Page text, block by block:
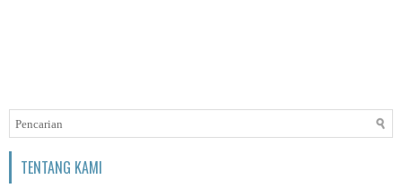
TENTANG KAMI